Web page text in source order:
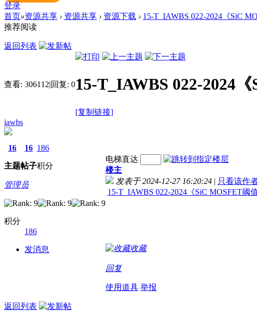
登录
首页»资源共享 › 资源共享 › 资源下载 › 15-T_IAWBS 022-2024《SiC
推荐阅读
返回列表
查看: 306112|回复: 015-T_IAWBS 022-2024
[复制链接]
iawbs
16
主题
16
帖子
186
积分
管理员
积分
186
发消息
电梯直达
楼主
发表于 2024-12-27 16:20:24 | 只看该作
15-T_IAWBS 022-2024《SiC MOSFET
收藏
回复
使用道具 举报
返回列表